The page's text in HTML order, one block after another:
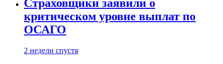
Страховщики заявили о
критическом уровне выплат по
ОСАГО
2 недели спустя